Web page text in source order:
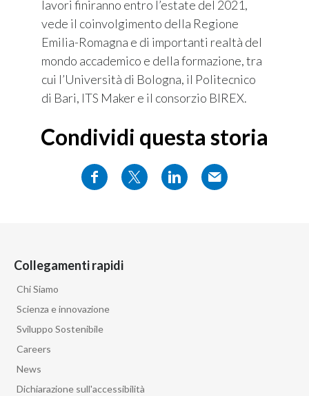
lavori finiranno entro l’estate del 2021,
vede il coinvolgimento della Regione
Emilia-Romagna e di importanti realtà del
mondo accademico e della formazione, tra
cui l’Università di Bologna, il Politecnico
di Bari, ITS Maker e il consorzio BIREX.
Condividi questa storia
Collegamenti rapidi
Chi Siamo
Scienza e innovazione
Sviluppo Sostenibile
Careers
News
Dichiarazione sull'accessibilità